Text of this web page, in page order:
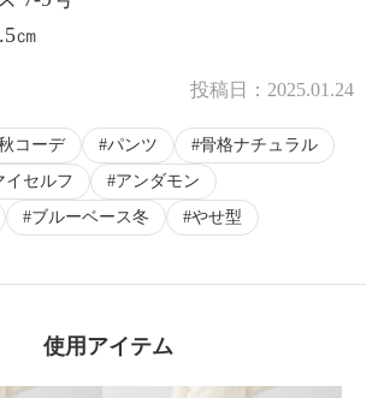
㎝
投稿日： 2025.01.24
コーデ パンツ
骨格ナチュラル
イセルフ
アンダモン
ブルーベース冬 やせ型
使用アイテム